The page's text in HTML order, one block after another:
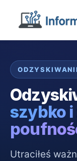
szybko i
Utraciłeś